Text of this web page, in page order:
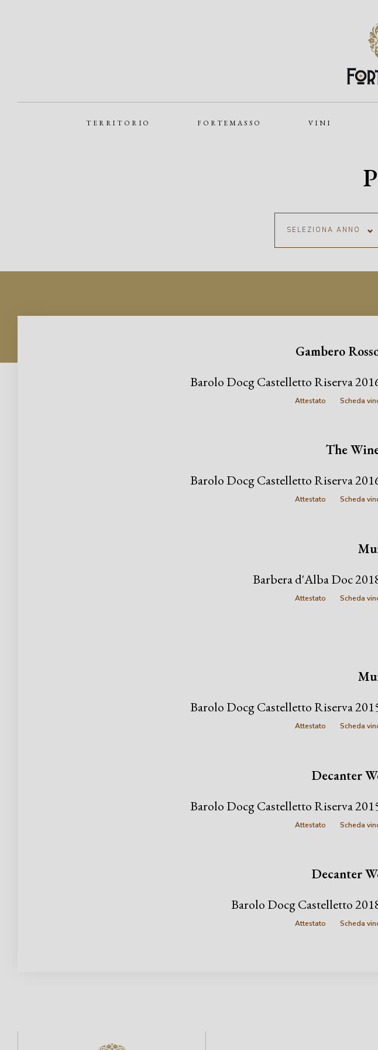
TERRITORIO FORTEMASSO VINI
SELEZIONA ANNO
Gambero
Barolo Docg Castelletto Riserva
Attestato Scheda
The
Barolo Docg Castelletto Riserva
Attestato Scheda
Barbera d'Alba Doc
Attestato Scheda
Barolo Docg Castelletto Riserva
Attestato Scheda
Decanter
Barolo Docg Castelletto Riserva
Attestato Scheda
Decanter
Barolo Docg Castelletto
Attestato Scheda